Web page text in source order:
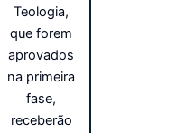
Teologia,
que forem
aprovados
na primeira
fase,
receberão